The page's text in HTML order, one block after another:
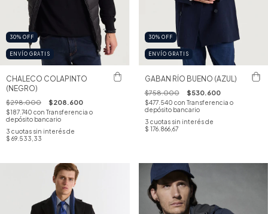
30% OFF
ENVÍO GRATIS
CHALECO COLAPINTO
(NEGRO)
$298.000 $208.600
$187.740 con Transferencia o
depósito bancario
3 cuotas sin interés de
$ 69.533,33
30% OFF
ENVÍO GRATIS
GABAN RÍO BUENO (AZUL)
$758.000 $530.600
$477.540 con Transferencia o
depósito bancario
3 cuotas sin interés de
$ 176.866,67